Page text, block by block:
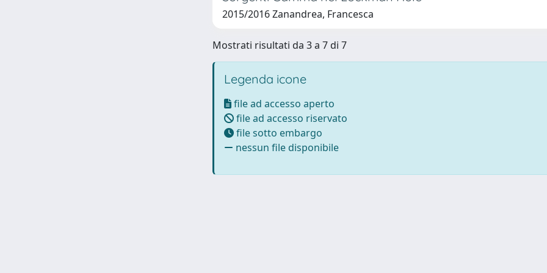
2015/2016 Zanandrea, Francesca
Mostrati risultati da 3 a 7 di 7
Legenda icone
file ad accesso aperto
file ad accesso riservato
file sotto embargo
nessun file disponibile